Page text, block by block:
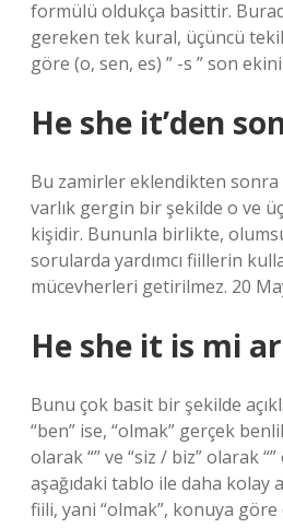
formülü oldukça basittir.
gereken tek kural, üçüncü
göre (o, sen, es) ” -s ” son ekini
He she it’den
Bu zamirler eklendikten
varlık gergin bir şekilde o ve
kişidir. Bununla birlikte,
sorularda yardımcı fiillerin
mücevherleri getirilmez. 20
He she it is mi
Bunu çok basit bir şekilde
“ben” ise, “olmak” gerçek
olarak “” ve “siz / biz” olarak
aşağıdaki tablo ile daha kolay
fiili, yani “olmak”, konuya göre